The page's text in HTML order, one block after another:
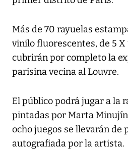
Más de 70 rayuelas
vinilo fluorescentes, de 5 X
cubrirán por completo la
parisina vecina al Louvre.
El público podrá jugar a la
pintadas por Marta
ocho juegos se llevarán de
autografiada por la artista.